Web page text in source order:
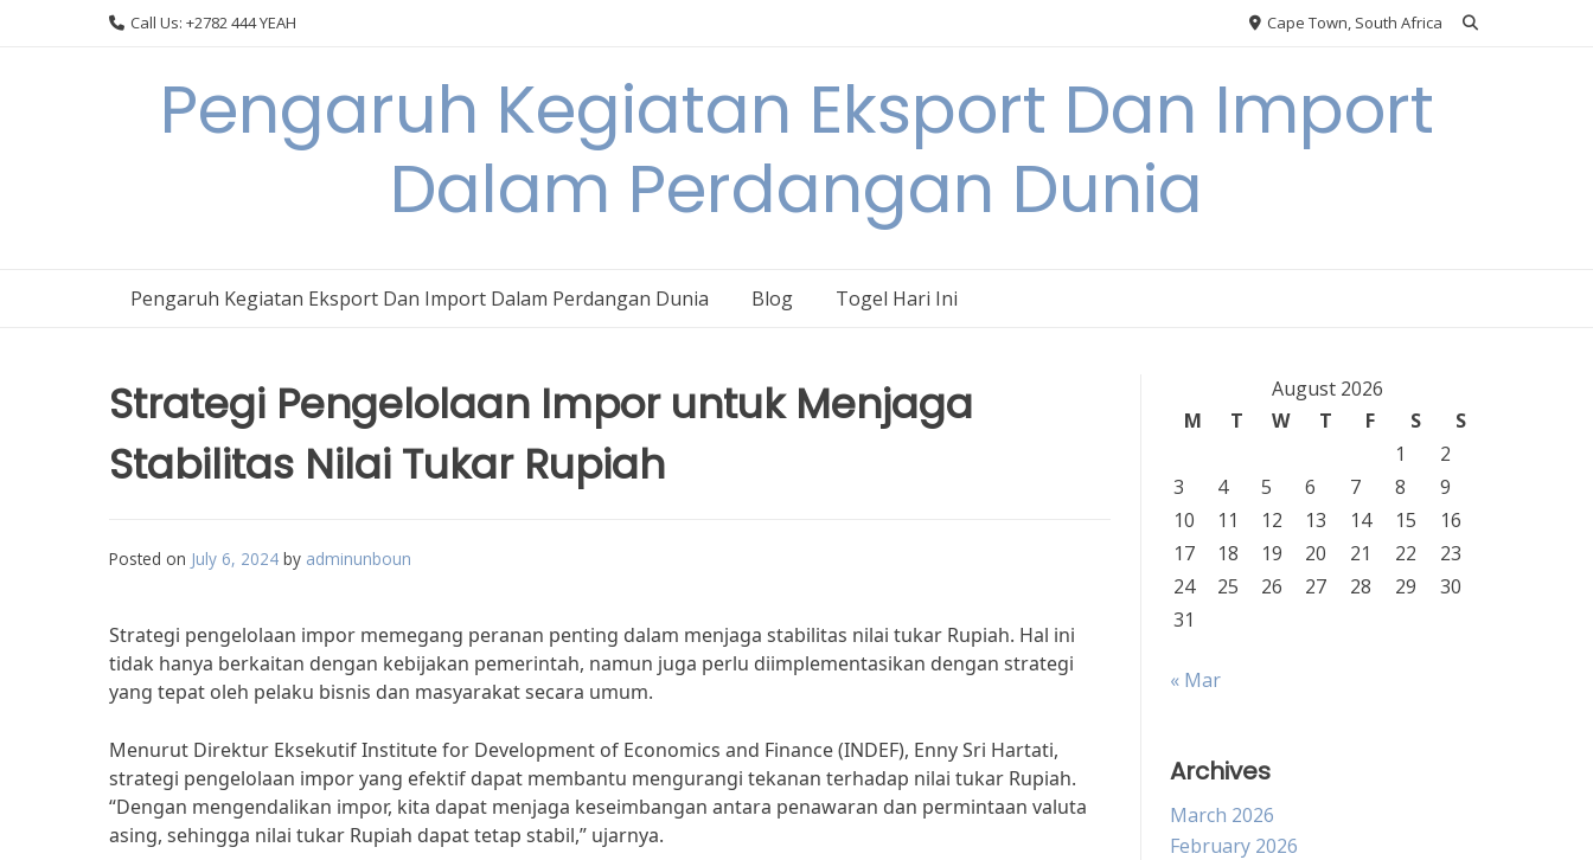
Call Us: +2782 444 YEAH Cape Town, South Africa
Pengaruh Kegiatan Eksport Dan Import
Dalam Perdangan Dunia
Pengaruh Kegiatan Eksport Dan Import Dalam Perdangan Dunia Blog Togel Hari Ini
Strategi Pengelolaan Impor untuk Menjaga
Stabilitas Nilai Tukar Rupiah
Posted on July 6, 2024 by adminunboun
Strategi pengelolaan impor memegang peranan penting dalam menjaga stabilitas nilai tukar Rupiah. Hal ini
tidak hanya berkaitan dengan kebijakan pemerintah, namun juga perlu diimplementasikan dengan strategi
yang tepat oleh pelaku bisnis dan masyarakat secara umum.
Menurut Direktur Eksekutif Institute for Development of Economics and Finance (INDEF), Enny Sri Hartati,
strategi pengelolaan impor yang efektif dapat membantu mengurangi tekanan terhadap nilai tukar Rupiah.
“Dengan mengendalikan impor, kita dapat menjaga keseimbangan antara penawaran dan permintaan valuta
asing, sehingga nilai tukar Rupiah dapat tetap stabil,” ujarnya.
August 2026
M
T W T F S
S
1
2
3
4 5 6 7 8
9
10
11 12 13 14 15
16
17
18 19 20 21 22
23
24
25 26 27 28 29
30
31
« Mar
Archives
March 2026
February 2026